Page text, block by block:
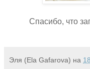
Спасибо, что
Эля (Ela Gafarova) на